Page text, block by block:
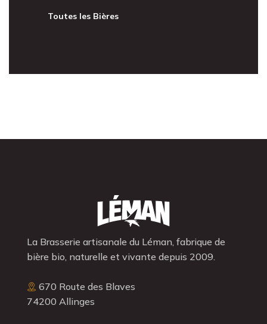
Toutes les Bières
La Brasserie artisanale du Léman, fabrique de
bière bio, naturelle et vivante depuis 2009.
670 Route des Blaves
74200 Allinges